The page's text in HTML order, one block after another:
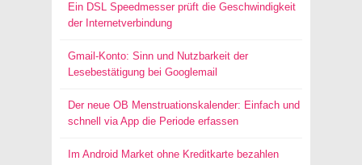
Ein DSL Speedmesser prüft die Geschwindigkeit
der Internetverbindung
Gmail-Konto: Sinn und Nutzbarkeit der
Lesebestätigung bei Googlemail
Der neue OB Menstruationskalender: Einfach und
schnell via App die Periode erfassen
Im Android Market ohne Kreditkarte bezahlen